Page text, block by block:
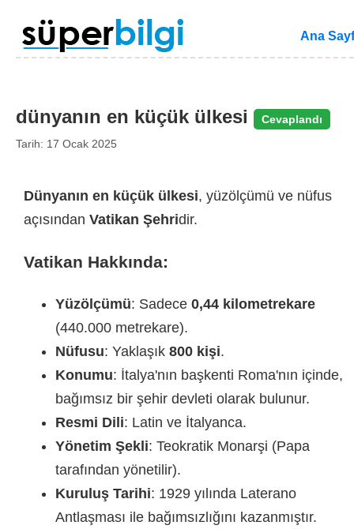
Ana
dünyanın en küçük ülkesi
Cevaplandı
Tarih: 17 Ocak 2025
Dünyanın en küçük ülkesi, yüzölçümü ve nüfus
açısından Vatikan Şehridir.
Vatikan Hakkında:
Yüzölçümü: Sadece 0,44 kilometrekare
(440.000 metrekare).
Nüfusu: Yaklaşık 800 kişi.
Konumu: İtalya'nın başkenti Roma'nın içinde,
bağımsız bir şehir devleti olarak bulunur.
Resmi Dili: Latin ve İtalyanca.
Yönetim Şekli: Teokratik Monarşi (Papa
tarafından yönetilir).
Kuruluş Tarihi: 1929 yılında Laterano
Antlaşması ile bağımsızlığını kazanmıştır.